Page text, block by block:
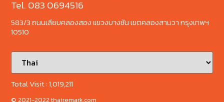
Tel. 083 0694516
583/3 ถนนเลียบคลองสอง แขวงบางชัน เขตคลองสามวา กรุงเทพฯ
10510
Total Visit :1,019,211
© 2021-2022 thairemark.com